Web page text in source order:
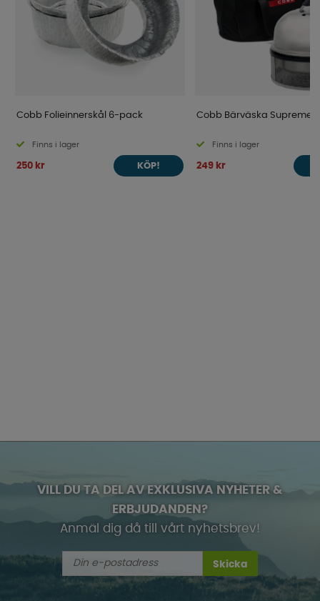
Cobb Folieinnerskål 6-pack
Finns i lager
250 kr KÖP!
Cobb Bärväska Supreme
Finns i lager
249 kr
VILL DU TA DEL AV EXKLUSIVA NYHETER &
ERBJUDANDEN?
Anmäl dig då till vårt nyhetsbrev!
Skicka